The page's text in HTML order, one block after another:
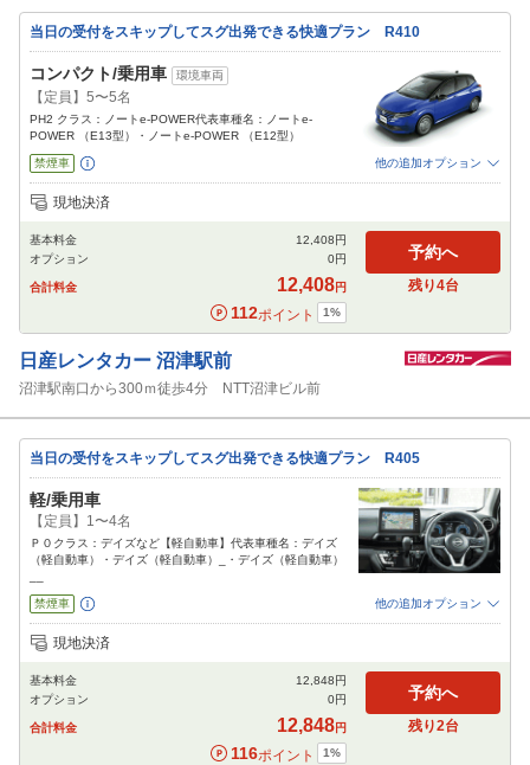
当日の受付をスキップしてスグ出発できる快適プラン R410
コンパクト/乗用車 環境車両
【定員】5〜5名
PH2 クラス：ノートe-POWER代表車種名：ノートe-
POWER （E13型）・ノートe-POWER （E12型）
禁煙車 他の追加オプション
追加可能オプション
カーナビ
現地決済
基本料金 12,408円
オプション
0円
合計料金 12,408円
112ポイント 1%
予約へ
残り4台
日産レンタカー 沼津駅前
沼津駅南口から300ｍ徒歩4分 NTT沼津ビル前
当日の受付をスキップしてスグ出発できる快適プラン R405
軽/乗用車
【定員】1〜4名
Ｐ０クラス：デイズなど【軽自動車】代表車種名：デイズ
（軽自動車）・デイズ（軽自動車）_・デイズ（軽自動車）
禁煙車 他の追加オプション
追加可能オプション
カーナビ
現地決済
基本料金 12,848円
オプション
0円
合計料金 12,848円
116ポイント 1%
予約へ
残り2台